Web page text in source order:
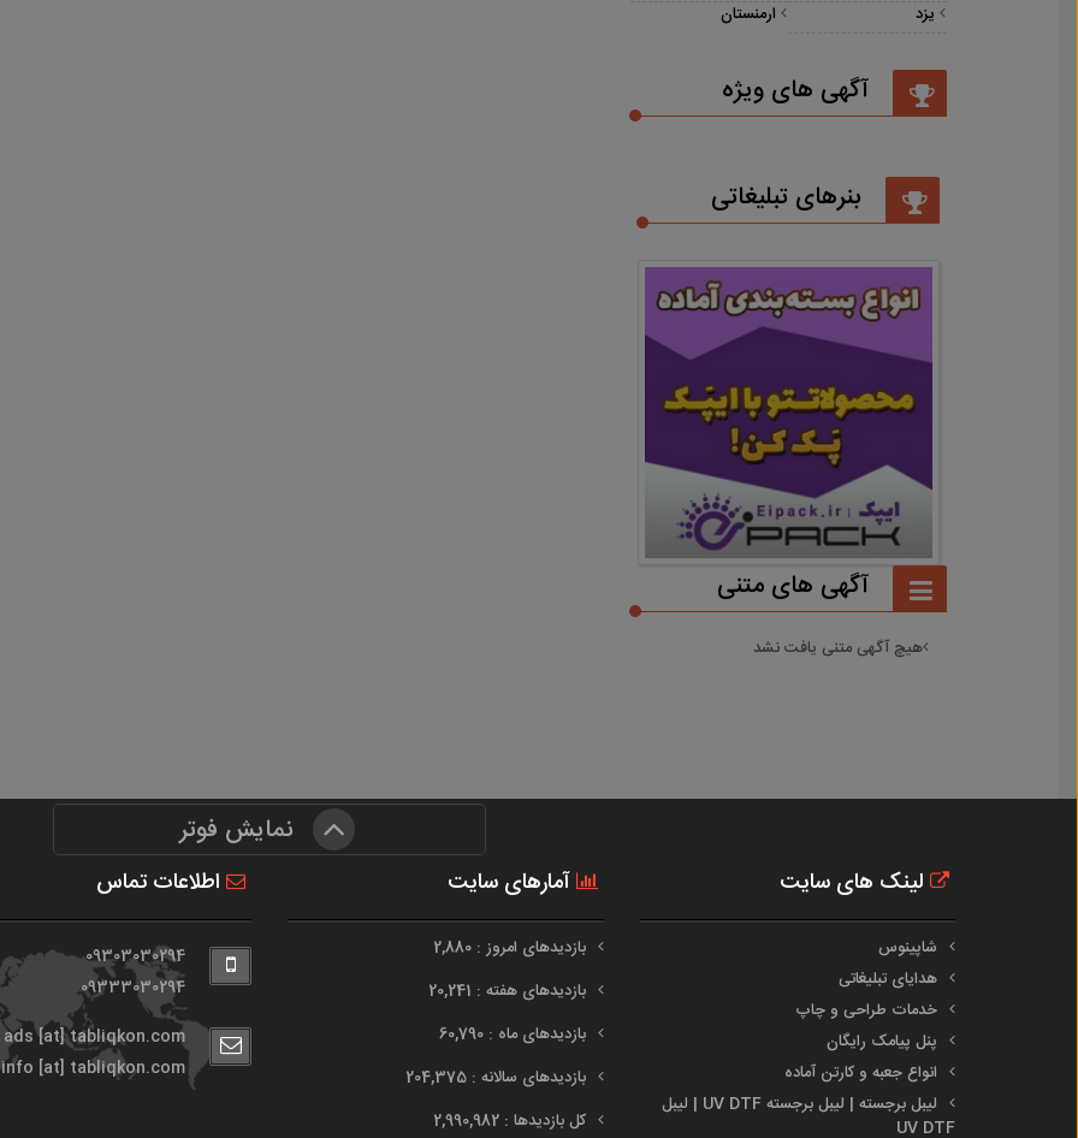
یزد
ارمنستان
آگهی های ویژه
بنرهای تبلیغاتی
آگهی های متنی
هیچ آگهی متنی یافت نشد
نمایش فوتر
لینک های سایت
شاپینوس
هدایای تبلیغاتی
خدمات طراحی و چاپ
پنل پیامک رایگان
انواع جعبه و کارتن آماده
لیبل برجسته | لیبل برجسته UV DTF | لیبل
UV DTF
آمارهای سایت
بازدیدهای امروز : 2,880
بازدیدهای هفته : 20,241
بازدیدهای ماه : 60,790
بازدیدهای سالانه : 204,375
کل بازدیدها : 2,990,982
اطلاعات تماس
09303030294
09333030294
ads [at] tabliqkon.com
info [at] tabliqkon.com